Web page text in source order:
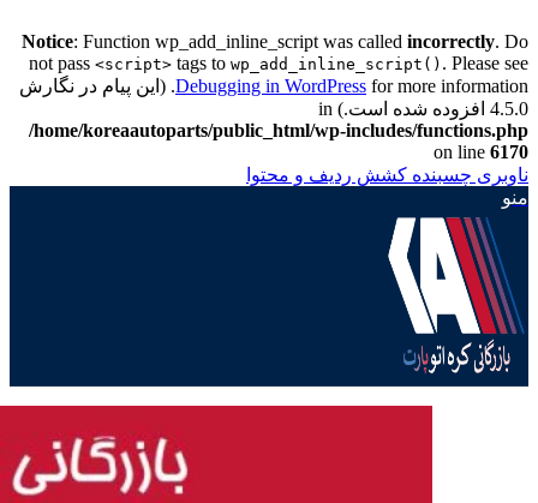
Notice: Function wp_add_inline_script was called incorrectly. Do
not pass <script> tags to wp_add_inline_script() . Please see
Debugging in WordPressfor more information. (این پیام در نگارش
4.5.0 افزوده شده است.) in
/home/koreaautoparts/public_html/wp-includes/functions.php
on line 6170
ناوبری چسبنده کشش ردیف و محتوا
منو